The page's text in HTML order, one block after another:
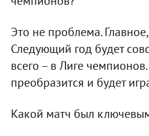
Это не проблема.
Следующий год будет
всего – в Лиге
преобразится и будет
Какой матч был